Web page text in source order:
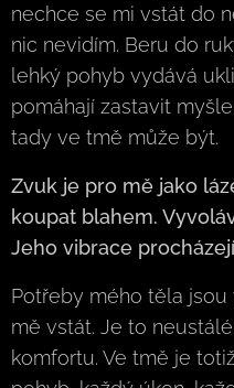
nechce se mi vstát do
nic nevidím. Beru do
lehký pohyb vydává
pomáhají zastavit
tady ve tmě může být.
Zvuk je pro mě jako
koupat blahem.
Jeho vibrace
Potřeby mého těla
mě vstát. Je to
komfortu. Ve tmě je